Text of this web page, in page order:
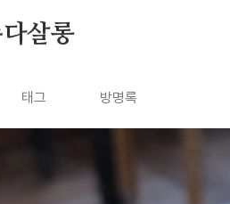
살롱
태그 방명록